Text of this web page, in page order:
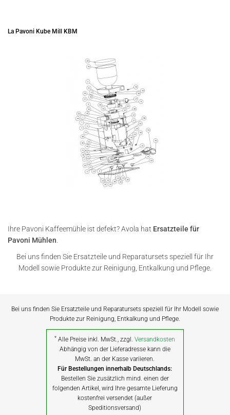
La Pavoni Kube Mill KBM
Ihre Pavoni Kaffeemühle ist defekt? Avola hat Ersatzteile für
Pavoni Mühlen
Bei uns finden Sie Ersatzteile und Reparatursets speziell für Ihr
Modell sowie Produkte zur Reinigung, Entkalkung und Pflege.
Bei uns finden Sie Ersatzteile und Reparatursets speziell für Ihr Modell sowie
Produkte zur Reinigung, Entkalkung und Pflege.
* Alle Preise inkl. MwSt., zzgl.Versandkosten
Abhängig von der Lieferadresse kann die
MwSt. an der Kasse variieren.
Für Bestellungen innerhalb Deutschlands:
Bestellen Sie zusätzlich mind. einen der
folgenden Artikel, wird Ihre gesamte Lieferung
kostenfrei versendet (außer
Speditionsversand)